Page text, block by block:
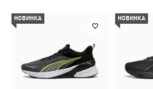
НОВИНКА НОВИНКА